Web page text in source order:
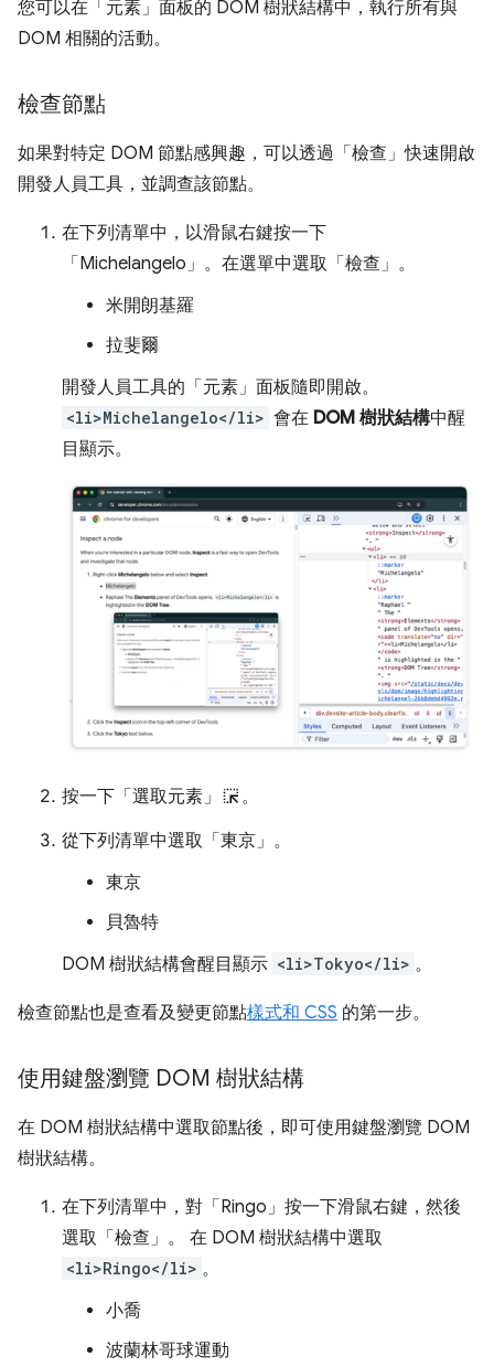
您可以在「元素」 面板的 DOM 樹狀結構中，執行所有與
DOM 相關的活動。
檢查節點
如果對特定 DOM 節點感興趣，可以透過「檢查」快速開啟
開發人員工具，並調查該節點。
在下列清單中，以滑鼠右鍵按一下
「Michelangelo」 。在選單中選取「檢查」 。
米開朗基羅
拉斐爾
開發人員工具的「元素」 面板隨即開啟。
<li>Michelangelo</li> 會在 DOM 樹狀結構中醒
目顯示。
按一下「選取元素」
。
從下列清單中選取「東京」 。
東京
貝魯特
DOM 樹狀結構會醒目顯示 <li>Tokyo</li> 。
檢查節點也是查看及變更節點樣式和 CSS 的第一步。
使用鍵盤瀏覽 DOM 樹狀結構
在 DOM 樹狀結構中選取節點後，即可使用鍵盤瀏覽 DOM
樹狀結構。
在下列清單中，對「Ringo」 按一下滑鼠右鍵，然後
選取「檢查」 。 在 DOM 樹狀結構中選取
<li>Ringo</li> 。
小喬
波蘭林哥球運動